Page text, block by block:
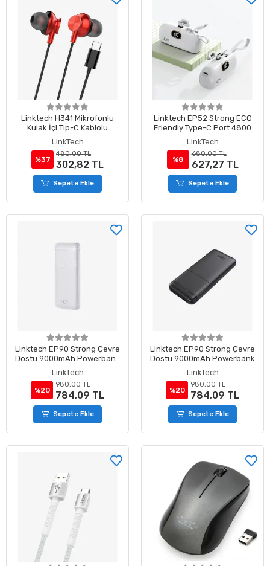
Linktech H341 Mikrofonlu
Kulak İçi Tip-C Kablolu
Kulaklık Kırmızı
LinkTech
%37
480,00 TL
302,82 TL
Sepete Ekle
Linktech EP52 Strong ECO
Friendly Type-C Port 4800
mAh Powerbank
LinkTech
%8
680,00 TL
627,27 TL
Sepete Ekle
Linktech EP90 Strong Çevre
Dostu 9000mAh Powerbank
Beyaz
LinkTech
%20
980,00 TL
784,09 TL
Sepete Ekle
Linktech EP90 Strong Çevre
Dostu 9000mAh Powerbank
LinkTech
%20
980,00 TL
784,09 TL
Sepete Ekle